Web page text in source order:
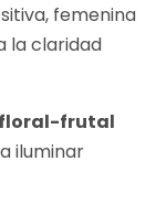
femenina
la claridad
floral-frutal
iluminar